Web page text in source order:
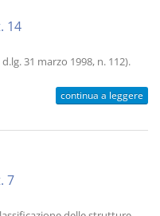
14
31 marzo 1998, n. 112).
continua a leggere
7